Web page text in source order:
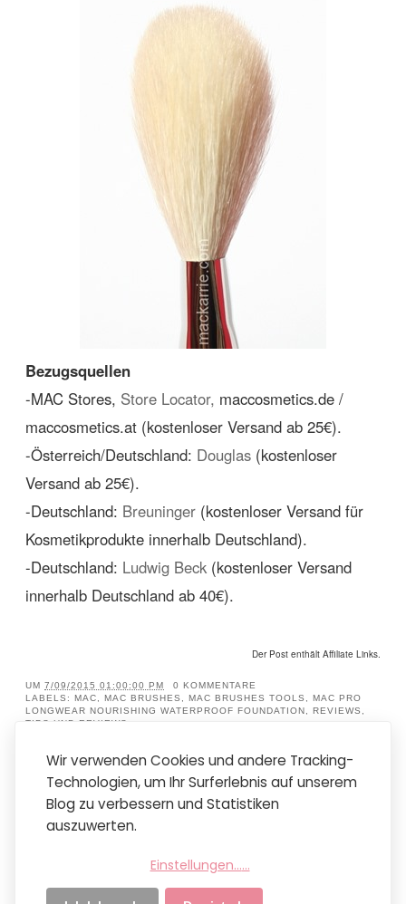
Bezugsquellen
-MAC Stores, Store Locator, maccosmetics.de /
maccosmetics.at (kostenloser Versand ab 25€).
-Österreich/Deutschland: Douglas (kostenloser
Versand ab 25€).
-Deutschland: Breuninger (kostenloser Versand für
Kosmetikprodukte innerhalb Deutschland).
-Deutschland: Ludwig Beck (kostenloser Versand
innerhalb Deutschland ab 40€).
Der Post enthält Affiliate Links.
UM 7/09/2015 01:00:00 PM
0 KOMMENTARE
LABELS: MAC, MAC BRUSHES , MAC BRUSHES TOOLS , MAC PRO
LONGWEAR NOURISHING WATERPROOF FOUNDATION , REVIEWS ,
TIPS UND REVIEWS
Neuere Posts Ältere Posts
Startseite
Mobile Version anzeigen
Posts (Atom)
Wir verwenden Cookies und andere Tracking-
Technologien, um Ihr Surferlebnis auf unserem
Blog zu verbessern und Statistiken
auszuwerten.
Einstellungen......